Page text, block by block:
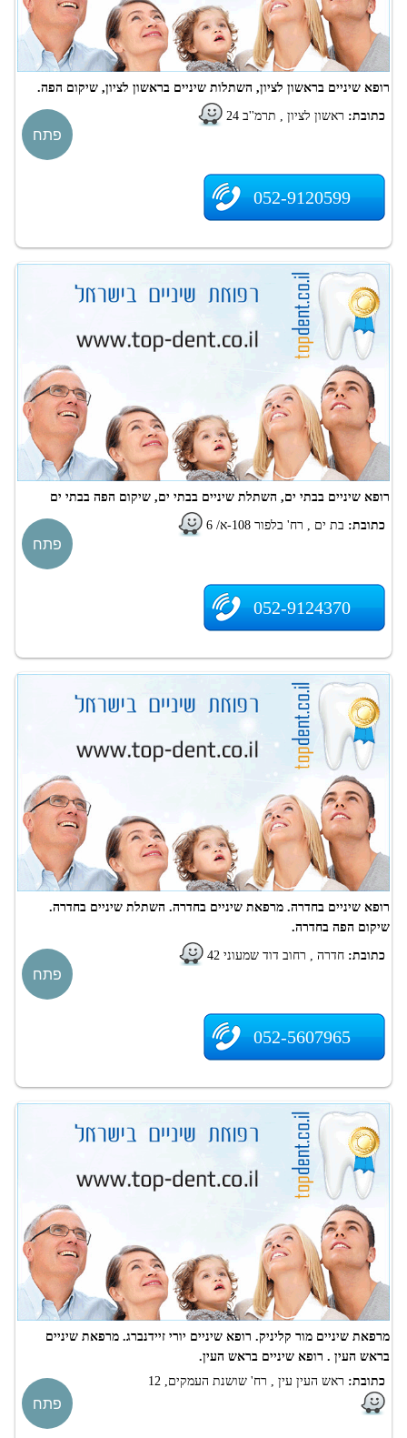
רופא שיניים בראשון לציון, השתלות שיניים בראשון לציון, שיקום הפה.
כתובת: ראשון לציון , תרמ''ב 24
052-9120599
פתח
רופא שיניים בבתי ים, השתלת שיניים בבתי ים, שיקום הפה בבתי ים
כתובת: בת ים , רח' בלפור 108-א/ 6
052-9124370
פתח
רופא שיניים בחדרה. מרפאת שיניים בחדרה. השתלת שיניים בחדרה.
שיקום הפה בחדרה.
כתובת: חדרה , רחוב דוד שמעוני 42
052-5607965
פתח
מרפאת שיניים מור קליניק. רופא שיניים יורי זיידנברג. מרפאת שיניים
בראש העין . רופא שיניים בראש העין.
כתובת: ראש העין עין , רח' שושנת העמקים, 12
פתח